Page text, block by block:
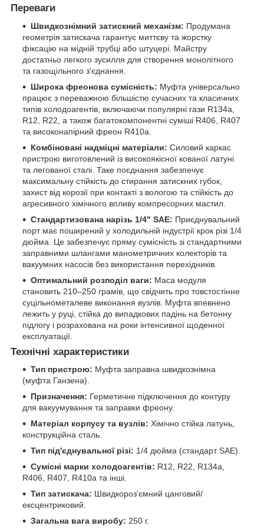
Переваги
Швидкознімний затискний механізм: Продумана
геометрія затискача гарантує миттєву та жорстку
фіксацію на мідній трубці або штуцері. Майстру
достатньо легкого зусилля для створення монолітного
та газощільного з'єднання.
Широка фреонова сумісність: Муфта універсально
працює з переважною більшістю сучасних та класичних
типів холодоагентів, включаючи популярні гази R134a,
R12, R22, а також багатокомпонентні суміші R406, R407
та високонапірний фреон R410a.
Комбіновані надміцні матеріали: Силовий каркас
пристрою виготовлений із високоякісної кованої латуні
та легованої сталі. Таке поєднання забезпечує
максимальну стійкість до стирання затискних губок,
захист від корозії при контакті з вологою та стійкість до
агресивного хімічного впливу компресорних мастил.
Стандартизована нарізь 1/4" SAE: Приєднувальний
порт має поширений у холодильній індустрії крок різі 1/4
дюйма. Це забезпечує пряму сумісність зі стандартними
заправними шлангами манометричних колекторів та
вакуумних насосів без використання перехідників.
Оптимальний розподіл ваги: Маса модуля
становить 210–250 грамів, що свідчить про товстостінне
суцільнометалеве виконання вузлів. Муфта впевнено
лежить у руці, стійка до випадкових падінь на бетонну
підлогу і розрахована на роки інтенсивної щоденної
експлуатації.
Технічні характеристики
Тип пристрою: Муфта заправна швидкознімна
(муфта Ганзена).
Призначення: Герметичне підключення до контуру
для вакуумування та заправки фреону.
Матеріал корпусу та вузлів: Хімічно стійка латунь,
конструкційна сталь.
Тип під'єднувальної різі: 1/4 дюйма (стандарт SAE).
Сумісні марки холодоагентів: R12, R22, R134a,
R406, R407, R410a та інші.
Тип затискача: Швидкороз'ємний цанговий/
ексцентриковий.
Загальна вага виробу: 250 г.